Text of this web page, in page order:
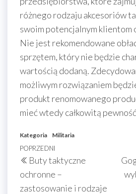
różnego rodzaju akcesoriów
swoim potencjalnym klientom
Nie jest rekomendowane
sprzętem, który nie będzie
wartością dodaną.
możliwym rozwiązaniem
produkt renomowanego
mieć wtedy całkowitą
Kategoria Militaria
Nawigacja
wpisu
Poprzedni
wpis
POPRZEDNI
Buty taktyczne
ochronne –
zastosowanie i rodzaje